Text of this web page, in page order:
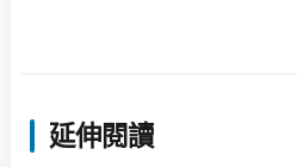
延伸閱讀